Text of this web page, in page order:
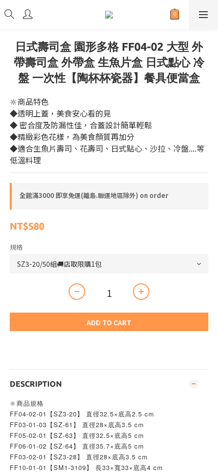
日式壽司盒 園形多格 FF04-02 大型 外
帶壽司盒 外帶盒 生魚片盒 日式點心 冷
盤 一次性【陶杯杯瓷器】餐具便當盒
🔆商品特色
◆透明上蓋，美食安心看的見
◆ 密合度及防漏性佳，合蓋設計簡單輕鬆
◆精緻彩色花樣，為美食顏質再加分
◆適合生魚片壽司、花壽司、日式點心、沙拉、冷盤....等
低溫料理
全館滿3000 即享免運(離島.聯運地區除外) on order
NT$580
規格
ADD TO CART
DESCRIPTION
🔆商品規格
FF04-02-01【SZ3-20】 直徑32.5×底高2.5 cm
FF03-01-03【SZ-61】 直徑28×底高3.5 cm
FF05-02-01【SZ-63】 直徑32.5×底高5 cm
FF06-01-02【SZ-64】 直徑35.7×底高5 cm
FF03-02-01【SZ3-28】 直徑28×底高3.5 cm
FF10-01-01【SM1-3109】 長33×寬33×底高4 cm